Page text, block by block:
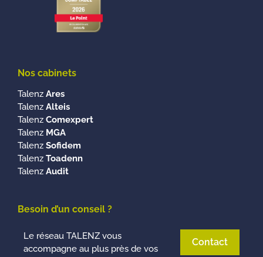
Nos cabinets
Talenz Ares
Talenz Alteis
Talenz Comexpert
Talenz MGA
Talenz Sofidem
Talenz Toadenn
Talenz Audit
Besoin d’un conseil ?
Le réseau TALENZ vous
accompagne au plus près de vos
Contact